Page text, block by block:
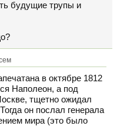
будущие трупы и
в октябре 1812
Наполеон, а под
тщетно ожидал
он послал генерала
мира (это было